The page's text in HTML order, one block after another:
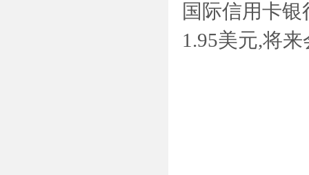
国际信用卡
1.95美元,将